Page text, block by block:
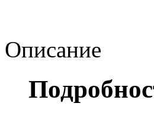
Описание